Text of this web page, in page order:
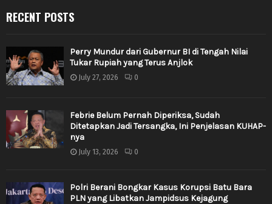
RECENT POSTS
Perry Mundur dari Gubernur BI di Tengah Nilai
Tukar Rupiah yang Terus Anjlok
July 27, 2026 0
Febrie Belum Pernah Diperiksa, Sudah
Ditetapkan Jadi Tersangka, Ini Penjelasan KUHAP-
nya
July 13, 2026 0
Polri Berani Bongkar Kasus Korupsi Batu Bara
PLN yang Libatkan Jampidsus Kejagung